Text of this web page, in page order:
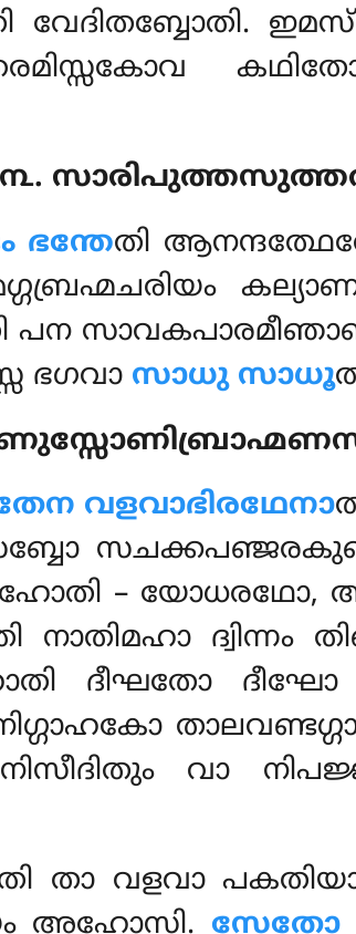
വേദിതബ്ബോതി.
൩.
ഭന്തേതി
പന
ഭഗവാ സാധു സാധൂ
വളവാഭിരഥേനാ
– യോധരഥോ,
ദ്വിന്നം
ദീഘതോ
വാ
താ വളവാ
അഹോസി. സേതോ